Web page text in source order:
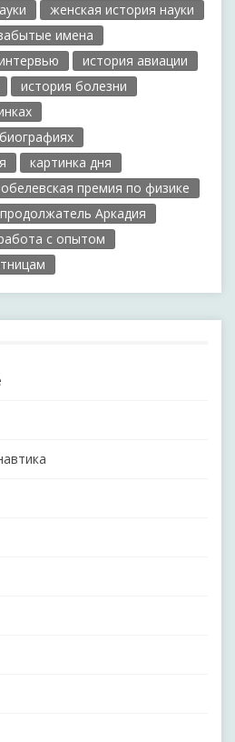
женская история науки
имена
история авиации
история болезни
картинка дня
премия по физике
продолжатель Аркадия
с опытом